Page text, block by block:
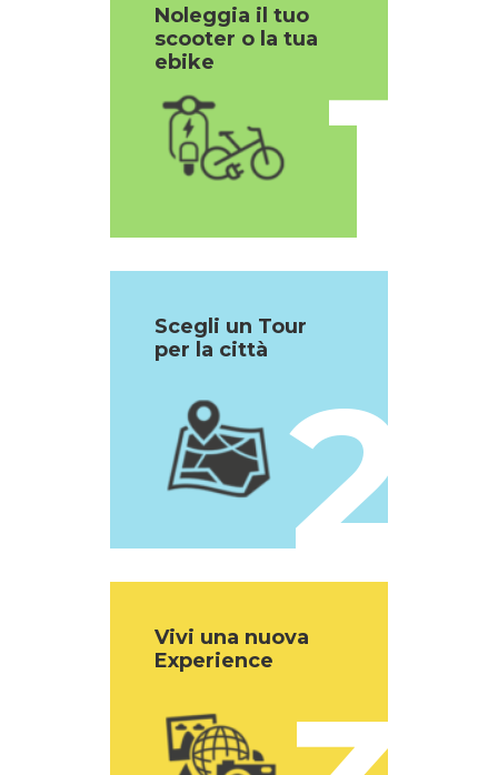
1
Noleggia il tuo
scooter o la tua
ebike
2
Scegli un Tour
per la città
Vivi una nuova
Experience